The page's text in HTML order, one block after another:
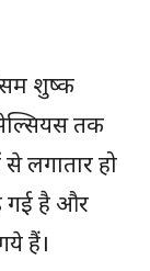
शुष्क
तक
से लगातार हो
गई है और
हैं।